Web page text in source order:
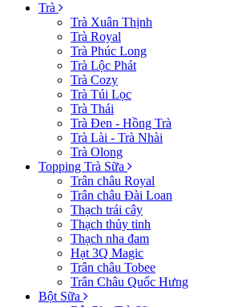
Trà
Trà Xuân Thịnh
Trà Royal
Trà Phúc Long
Trà Lộc Phát
Trà Cozy
Trà Túi Lọc
Trà Thái
Trà Đen - Hồng Trà
Trà Lài - Trà Nhài
Trà Olong
Topping Trà Sữa
Trân châu Royal
Trân châu Đài Loan
Thạch trái cây
Thạch thủy tinh
Thạch nha đam
Hạt 3Q Magic
Trân châu Tobee
Trân Châu Quốc Hưng
Bột Sữa